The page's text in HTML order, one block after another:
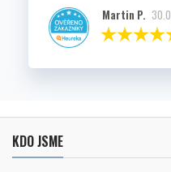
Martin P.
KDO JSME